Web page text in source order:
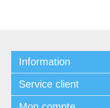
Information
Service client